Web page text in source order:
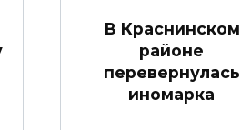
В Краснинском
районе
перевернулась
иномарка